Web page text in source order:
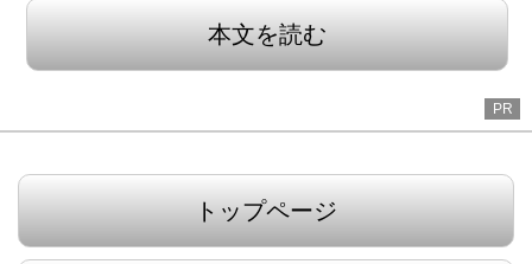
本文を読む
PR
トップページ